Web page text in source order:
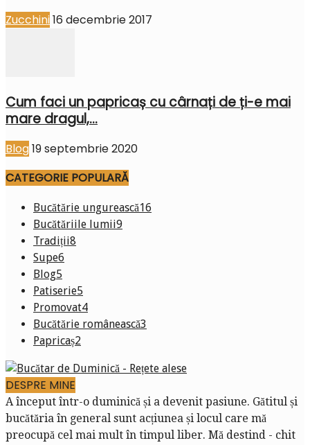
Zucchini16 decembrie 2017
Cum faci un papricaș cu cârnați de ți-e mai
mare dragul,...
Blog19 septembrie 2020
CATEGORIE POPULARĂ
Bucătărie ungurească16
Bucătăriile lumii9
Tradiții8
Supe6
Blog5
Patiserie5
Promovat4
Bucătărie românească3
Papricaș2
DESPRE MINE
A început într-o duminică și a devenit pasiune. Gătitul și
bucătăria în general sunt acțiunea și locul care mă
preocupă cel mai mult în timpul liber. Mă destind - chit